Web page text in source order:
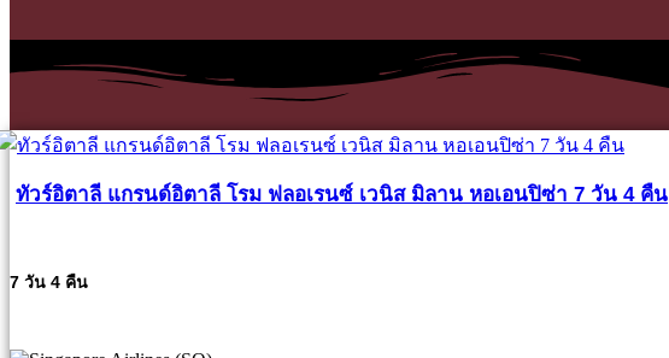
ทัวร์อิตาลี แกรนด์อิตาลี โรม ฟลอเรนซ์ เวนิส มิลาน หอเอนปิซ่า 7 วัน 4 คืน
7 วัน 4 คืน